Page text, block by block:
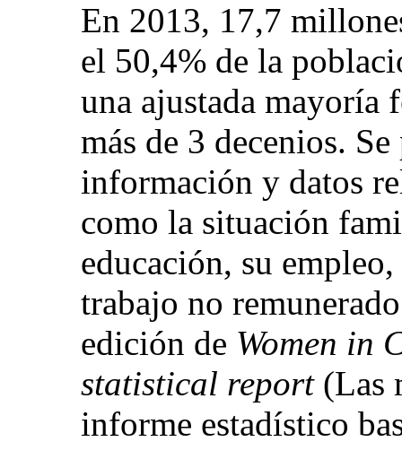
En 2013, 17,7
el 50,4% de la
una ajustada mayoría
más de 3 decenios.
información y datos
como la situación
educación, su
trabajo no
edición de Women in
statistical report(Las
informe estadístico